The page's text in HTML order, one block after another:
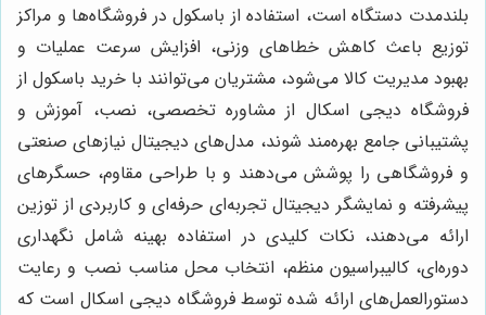
بلندمدت دستگاه است، استفاده از باسکول در فروشگاه‌ها و مراکز
توزیع باعث کاهش خطاهای وزنی، افزایش سرعت عملیات و
بهبود مدیریت کالا می‌شود، مشتریان می‌توانند با خرید باسکول از
فروشگاه دیجی اسکال از مشاوره تخصصی، نصب، آموزش و
پشتیبانی جامع بهره‌مند شوند، مدل‌های دیجیتال نیازهای صنعتی
و فروشگاهی را پوشش می‌دهند و با طراحی مقاوم، حسگرهای
پیشرفته و نمایشگر دیجیتال تجربه‌ای حرفه‌ای و کاربردی از توزین
ارائه می‌دهند، نکات کلیدی در استفاده بهینه شامل نگهداری
دوره‌ای، کالیبراسیون منظم، انتخاب محل مناسب نصب و رعایت
دستورالعمل‌های ارائه شده توسط فروشگاه دیجی اسکال است که